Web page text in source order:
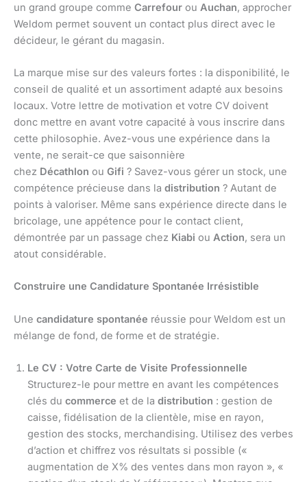
un grand groupe comme Carrefour ou Auchan, approcher
Weldom permet souvent un contact plus direct avec le
décideur, le gérant du magasin.
La marque mise sur des valeurs fortes : la disponibilité, le
conseil de qualité et un assortiment adapté aux besoins
locaux. Votre lettre de motivation et votre CV doivent
donc mettre en avant votre capacité à vous inscrire dans
cette philosophie. Avez-vous une expérience dans la
vente, ne serait-ce que saisonnière
chez Décathlon ou Gifi ? Savez-vous gérer un stock, une
compétence précieuse dans la distribution ? Autant de
points à valoriser. Même sans expérience directe dans le
bricolage, une appétence pour le contact client,
démontrée par un passage chez Kiabi ou Action, sera un
atout considérable.
Construire une Candidature Spontanée Irrésistible
Une candidature spontanée réussie pour Weldom est un
mélange de fond, de forme et de stratégie.
Le CV : Votre Carte de Visite Professionnelle
Structurez-le pour mettre en avant les compétences
clés du commerce et de la distribution : gestion de
caisse, fidélisation de la clientèle, mise en rayon,
gestion des stocks, merchandising. Utilisez des verbes
d’action et chiffrez vos résultats si possible («
augmentation de X% des ventes dans mon rayon », «